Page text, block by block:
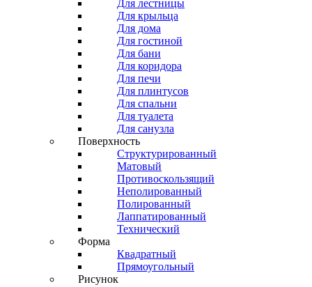
Для лестницы
Для крыльца
Для дома
Для гостиной
Для бани
Для коридора
Для печи
Для плинтусов
Для спальни
Для туалета
Для санузла
Поверхность
Структурированный
Матовый
Противоскользящий
Неполированный
Полированный
Лаппатированный
Технический
Форма
Квадратный
Прямоугольный
Рисунок